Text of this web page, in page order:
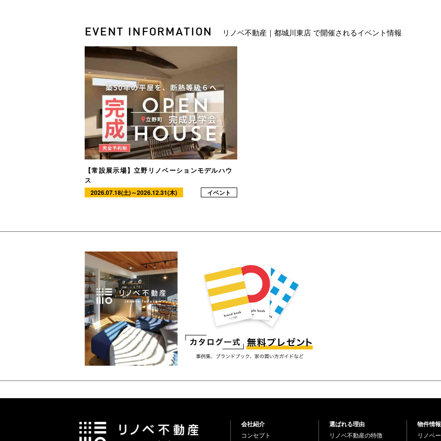
EVENT INFORMATION リノベ不動産｜都城川東店 で開催されるイベント情報
【常設展示場】立野リノベーションモデルハウ
ス
2026.07.18(土)～2026.12.31(木) イベント
会社紹介
コンセプト
選ばれる理由
リノベ不動産の特徴
物件情報
リノベ